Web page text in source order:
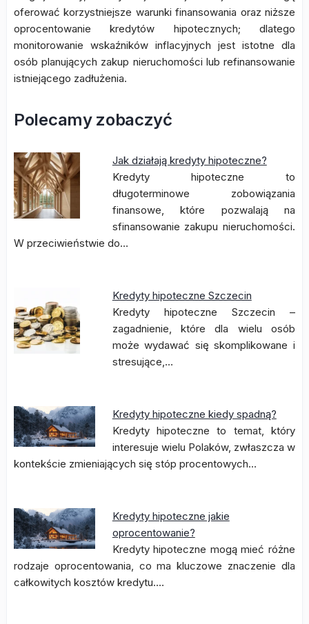
oferować korzystniejsze warunki finansowania oraz niższe
oprocentowanie kredytów hipotecznych; dlatego
monitorowanie wskaźników inflacyjnych jest istotne dla
osób planujących zakup nieruchomości lub refinansowanie
istniejącego zadłużenia.
Polecamy zobaczyć
Jak działają kredyty hipoteczne?
Kredyty hipoteczne to
długoterminowe zobowiązania
finansowe, które pozwalają na
sfinansowanie zakupu nieruchomości.
W przeciwieństwie do…
Kredyty hipoteczne Szczecin
Kredyty hipoteczne Szczecin –
zagadnienie, które dla wielu osób
może wydawać się skomplikowane i
stresujące,…
Kredyty hipoteczne kiedy spadną?
Kredyty hipoteczne to temat, który
interesuje wielu Polaków, zwłaszcza w
kontekście zmieniających się stóp procentowych…
Kredyty hipoteczne jakie
oprocentowanie?
Kredyty hipoteczne mogą mieć różne
rodzaje oprocentowania, co ma kluczowe znaczenie dla
całkowitych kosztów kredytu.…